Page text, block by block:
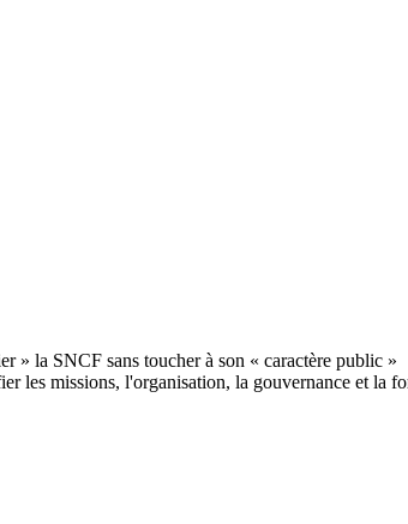
les missions, l'organisation, la gouvernance et la